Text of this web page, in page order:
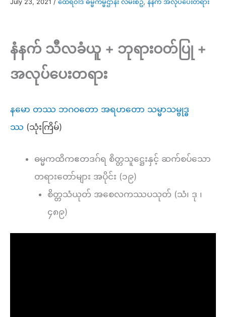
July 23, 2021 / ထေရဝါဒ ဓမ္မကမ္မဌာန်း လမ်းစဥ်, နံနက် အလုပ်ပေးတရား
နံနက် သီလခံယူ + ဘုရားဝတ်ပြု +
အလုပ်ပေးတရား
နမော တဿ ဘဂဝတော အရဟတော သမ္မာသမ္ဗုဒ္ဓ
ဿ (သုံးကြိမ်)
ဓမ္မကထိကဧတဒဂ်ရ စိတ္တသူဋ္ဌေးနှင့် ဆက်စပ်သော
တရားတော်များ အပိုင်း (၁၉)
စိတ္တသံယုတ် အစေလကဿပသုတ် (သံ၊ ဒု ၊
၄၈၉)